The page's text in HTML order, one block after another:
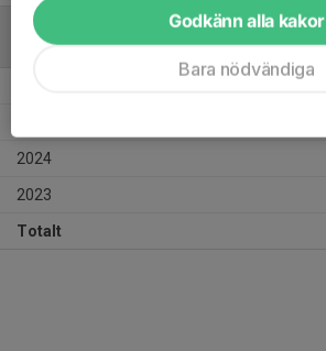
ALLA SERIER ALLA ÅR
2024
2023
Totalt
Godkänn alla kakor
Bara nödvändiga